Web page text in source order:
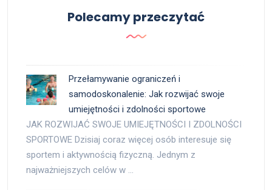
Polecamy przeczytać
Przełamywanie ograniczeń i
samodoskonalenie: Jak rozwijać swoje
umiejętności i zdolności sportowe
JAK ROZWIJAĆ SWOJE UMIEJĘTNOŚCI I ZDOLNOŚCI
SPORTOWE Dzisiaj coraz więcej osób interesuje się
sportem i aktywnością fizyczną. Jednym z
najważniejszych celów w …